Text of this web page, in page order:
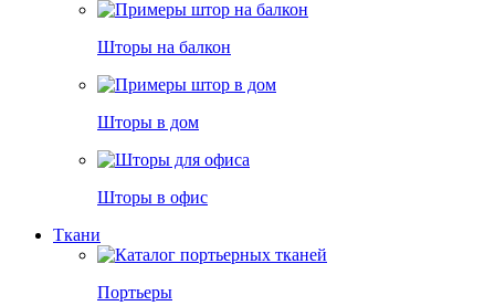
Шторы на балкон
Шторы в дом
Шторы в офис
Ткани
Портьеры